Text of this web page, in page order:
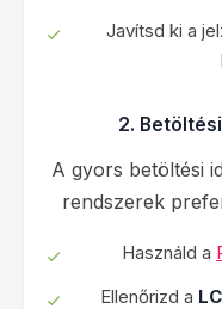
Javítsd ki a
2.
A gyors betöltési
rendszerek
Használd a
Ellenőrizd a